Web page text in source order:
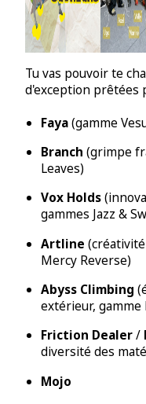
Tu vas pouvoir te
d'exception prêtées
Faya(gamme
Branch (grimpe
Leaves)
Vox Holds
gammes Jazz &
Artline
Mercy Reverse)
Abyss Climbing
extérieur, gamme
Friction Dealer/
diversité des
Mojo